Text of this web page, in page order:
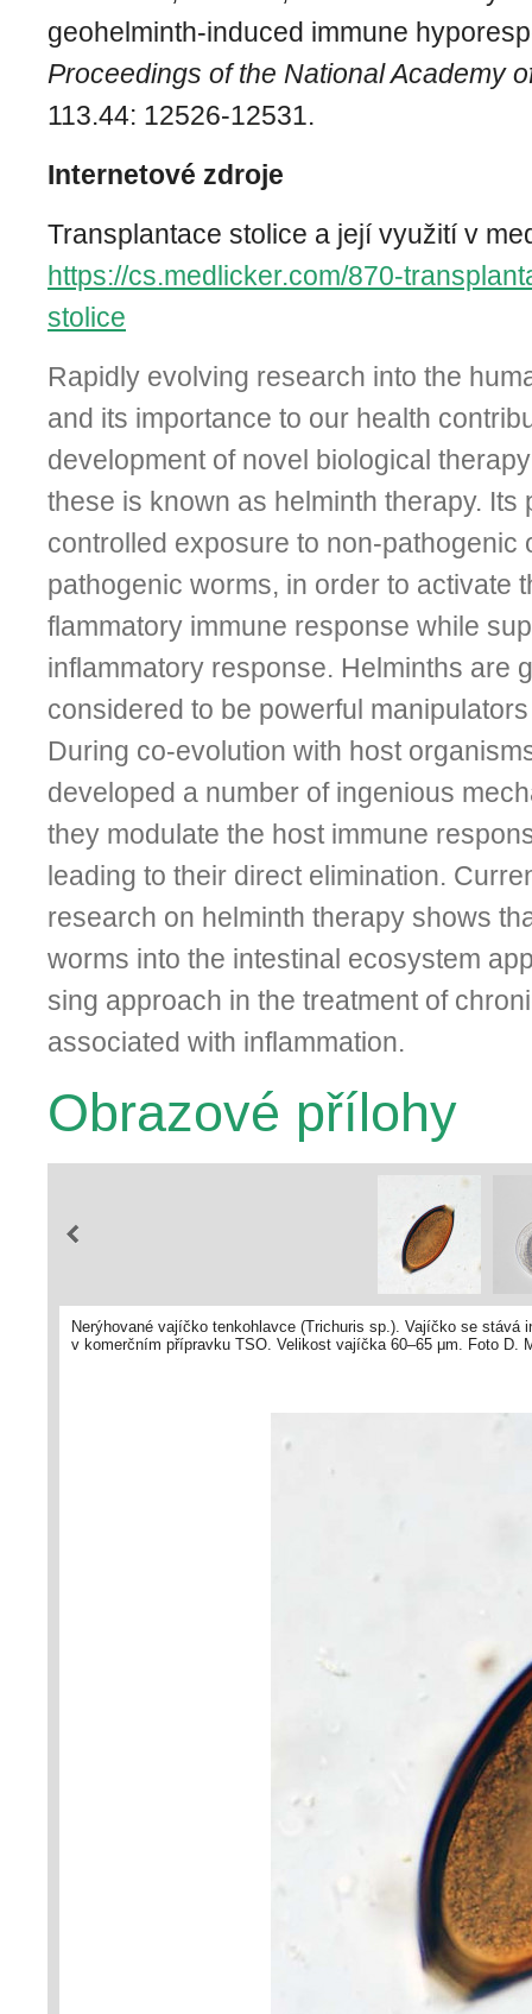
geohelminth-induced immune
Proceedings of the National Academy
113.44: 12526-12531.
Internetové zdroje
Transplantace stolice a její využití v
https://cs.medlicker.com/870-
stolice
Rapidly evolving research into the
and its importance to our health
development of novel biological
these is known as helminth therapy. Its
controlled exposure to non-pathogenic
pathogenic worms, in order to activate
flammatory immune response while
inflammatory response. Helminths are
considered to be powerful
During co-evolution with host
developed a number of ingenious
they modulate the host immune
leading to their direct elimination.
research on helminth therapy shows
worms into the intestinal ecosystem
sing approach in the treatment of
associated with inflammation.
Obrazové přílohy
Nerýhované vajíčko tenkohlavce (Trichuris sp.). Vajíčko se
v komerčním přípravku TSO. Velikost vajíčka 60–65 μm. Foto D.